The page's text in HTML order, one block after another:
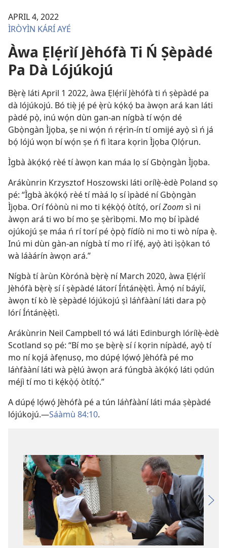
APRIL 4, 2022
ÌRÒYÌN KÁRÍ AYÉ
Àwa Ẹlẹ́rìí Jèhófà Ti Ń Ṣèpàdé
Pa Dà Lójúkojú
Bẹ̀rẹ̀ láti April 1 2022, àwa Ẹlẹ́rìí Jèhófà ti ń ṣèpàdé pa
dà lójúkojú. Bó tiẹ̀ jẹ́ pé ẹ̀rù kọ́kọ́ ba àwọn ará kan láti
pàdé pọ̀, inú wọ́n dùn gan-an nígbà tí wọ́n dé
Gbọ̀ngàn Ìjọba, ṣe ni wọ́n ń rẹ́rìn-ín tí omijé ayọ̀ sì ń já
bọ́ lójú wọn bí wọ́n ṣe ń fi ìtara kọrin Ìjọba Ọlọ́run.
Ìgbà àkọ́kọ́ rèé tí àwọn kan máa lọ sí Gbọ̀ngàn Ìjọba.
Arákùnrin Krzysztof Hoszowski láti orílẹ̀-èdè Poland sọ
pé: “Ìgbà àkọ́kọ́ rèé tí màá lọ sí ìpàdé ní Gbọ̀ngàn
Ìjọba. Orí fóònù ni mo ti kẹ́kọ̀ọ́ òtítọ́, oríZoom sì ni
àwọn ará ti wo bí mo ṣe ṣèrìbọmi. Mo mọ bí ìpàdé
ojúkojú ṣe máa ń rí torí pé ọ̀pọ̀ fídíò ni mo ti wò nípa ẹ̀.
Inú mi dùn gàn-an nígbà tí mo rí ìfẹ́, ayọ̀ àti ìṣọ̀kan tó
wà láàárín àwọn ará.”
Nígbà tí àrùn Kòrónà bẹ̀rẹ̀ ní March 2020, àwa Ẹlẹ́rìí
Jèhófà bẹ̀rẹ̀ sí í ṣèpàdé látorí Íńtánẹ̀ẹ̀tì. Àmọ́ ní báyìí,
àwọn tí kò lè ṣèpàdé lójúkojú ṣì láǹfààní láti dara pọ̀
lórí Íńtánẹ̀ẹ̀tì.
Arákùnrin Neil Campbell tó wá láti Edinburgh lórílẹ̀-èdè
Scotland sọ pé: “Bí mo ṣe bẹ̀rẹ̀ sí í kọrin nípàdé, ayọ̀ tí
mo ní kọjá àfẹnusọ, mo dúpẹ́ lọ́wọ́ Jèhófà pé mo
láǹfààní láti wà pẹ̀lú àwọn ará fúngbà àkọ́kọ́ láti ọdún
méjì tí mo ti kẹ́kọ̀ọ́ òtítọ́.”
A dúpẹ́ lọ́wọ́ Jèhófà pé a tún láǹfààní láti máa ṣèpàdé
lójúkojú.​—Sáàmù 84:10.